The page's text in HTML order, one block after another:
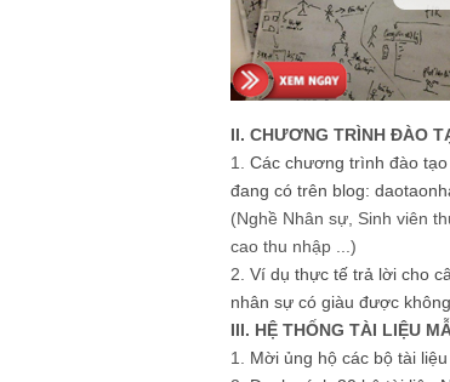
II. CHƯƠNG TRÌNH ĐÀO
1. Các chương trình đào
đang có trên blog:
(Nghề Nhân sự, Sinh viên
cao thu nhập ...)
2. Ví dụ thực tế trả lời cho
nhân sự có giàu được
III. HỆ THỐNG TÀI LIỆU
1. Mời ủng hộ các bộ tài